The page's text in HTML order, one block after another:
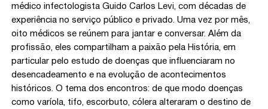
médico infectologista Guido Carlos Levi, com décadas de
experiência no serviço público e privado. Uma vez por mês,
oito médicos se reúnem para jantar e conversar. Além da
profissão, eles compartilham a paixão pela História, em
particular pelo estudo de doenças que influenciaram no
desencadeamento e na evolução de acontecimentos
históricos. O tema dos encontros: de que modo doenças
como varíola, tifo, escorbuto, cólera alteraram o destino de